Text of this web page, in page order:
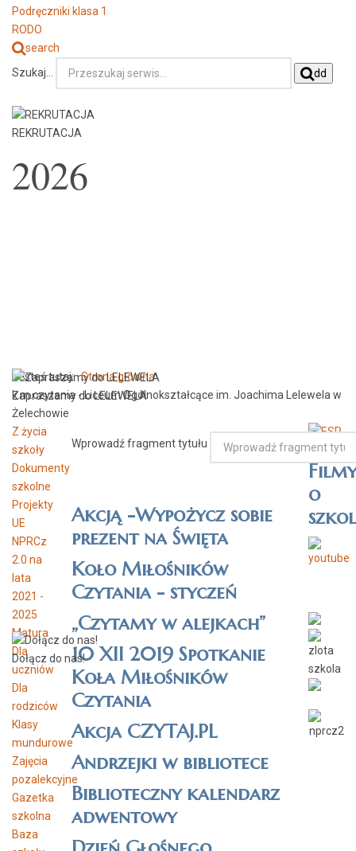
Podręczniki klasa 1
RODO
search
Szukaj...
dd
REKRUTACJA
2026
Zapraszamy do LELEWELA
Dołącz do nas!
Jesteś tutaj:Strona główna
k.m.czytania - Liceum Ogólnokształcące im. Joachima Lelewela w
Żelechowie
Wprowadź fragment tytułu
Akcją -Wypożycz sobie
prezent na Święta
Koło Miłośników
Czytania - styczeń
„Czytamy w alejkach”
10 XII 2019 Spotkanie
Koła Miłośników
Czytania
Akcja CZYTAJ.PL
Andrzejki w bibliotece
Biblioteczny kalendarz
adwentowy
o
Z życia
szkoły
Dokumenty
szkolne
Projekty
UE
NPRCz
2.0 na
lata
2021 -
2025
Matura
Dla
uczniów
Dla
rodziców
Klasy
mundurowe
Zajęcia
pozalekcyjne
Gazetka
szkolna
Baza